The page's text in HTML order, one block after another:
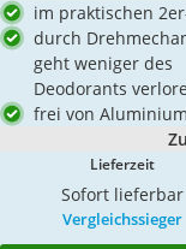
im praktischen
durch
geht weniger des
Deodorants
frei von Aluminium
Lieferzeit
Sofort lieferbar
Vergleichssieger